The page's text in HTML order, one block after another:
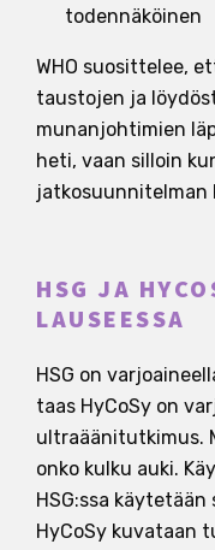
todennäköinen
WHO suosittelee,
taustojen ja
munanjohtimien
heti, vaan silloin
jatkosuunnitelman
HSG JA
LAUSEESSA
HSG on
taas HyCoSy on
ultraäänitutkimus.
onko kulku auki.
HSG:ssa
HyCoSy kuvataan